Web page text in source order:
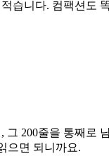
습니다. 컴팩션도
그 200줄을 통째로
으면 되니까요.